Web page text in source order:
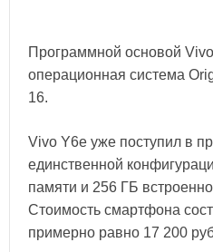
Программной основой
операционная система
16.
Vivo Y6e уже поступил в
единственной
памяти и 256 ГБ
Стоимость смартфона
примерно равно 17 200